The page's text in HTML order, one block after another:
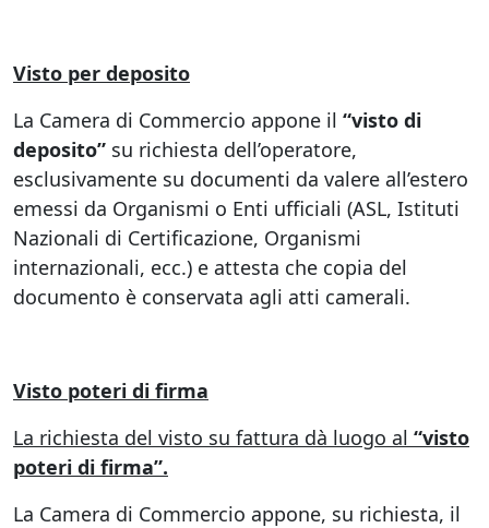
Visto per deposito
La Camera di Commercio appone il “visto di
deposito” su richiesta dell’operatore,
esclusivamente su documenti da valere all’estero
emessi da Organismi o Enti ufficiali (ASL, Istituti
Nazionali di Certificazione, Organismi
internazionali, ecc.) e attesta che copia del
documento è conservata agli atti camerali.
Visto poteri di firma
La richiesta del visto su fattura dà luogo al “visto
poteri di firma”.
La Camera di Commercio appone, su richiesta, il